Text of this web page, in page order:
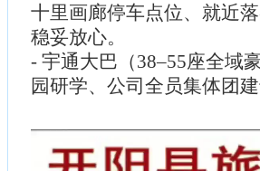
十里画廊停车点位、就近
稳妥放心。
- 宇通大巴（38–55座全域
园研学、公司全员集体团建